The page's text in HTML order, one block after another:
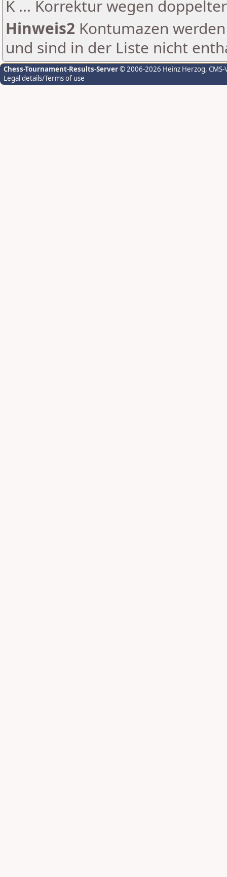
K ... Korrektur wegen
Hinweis2 Kontumazen
und sind in der Liste nicht
Chess-Tournament-Results-Server© 2006-2026 Heinz Herzog,
Legal details/Terms of use